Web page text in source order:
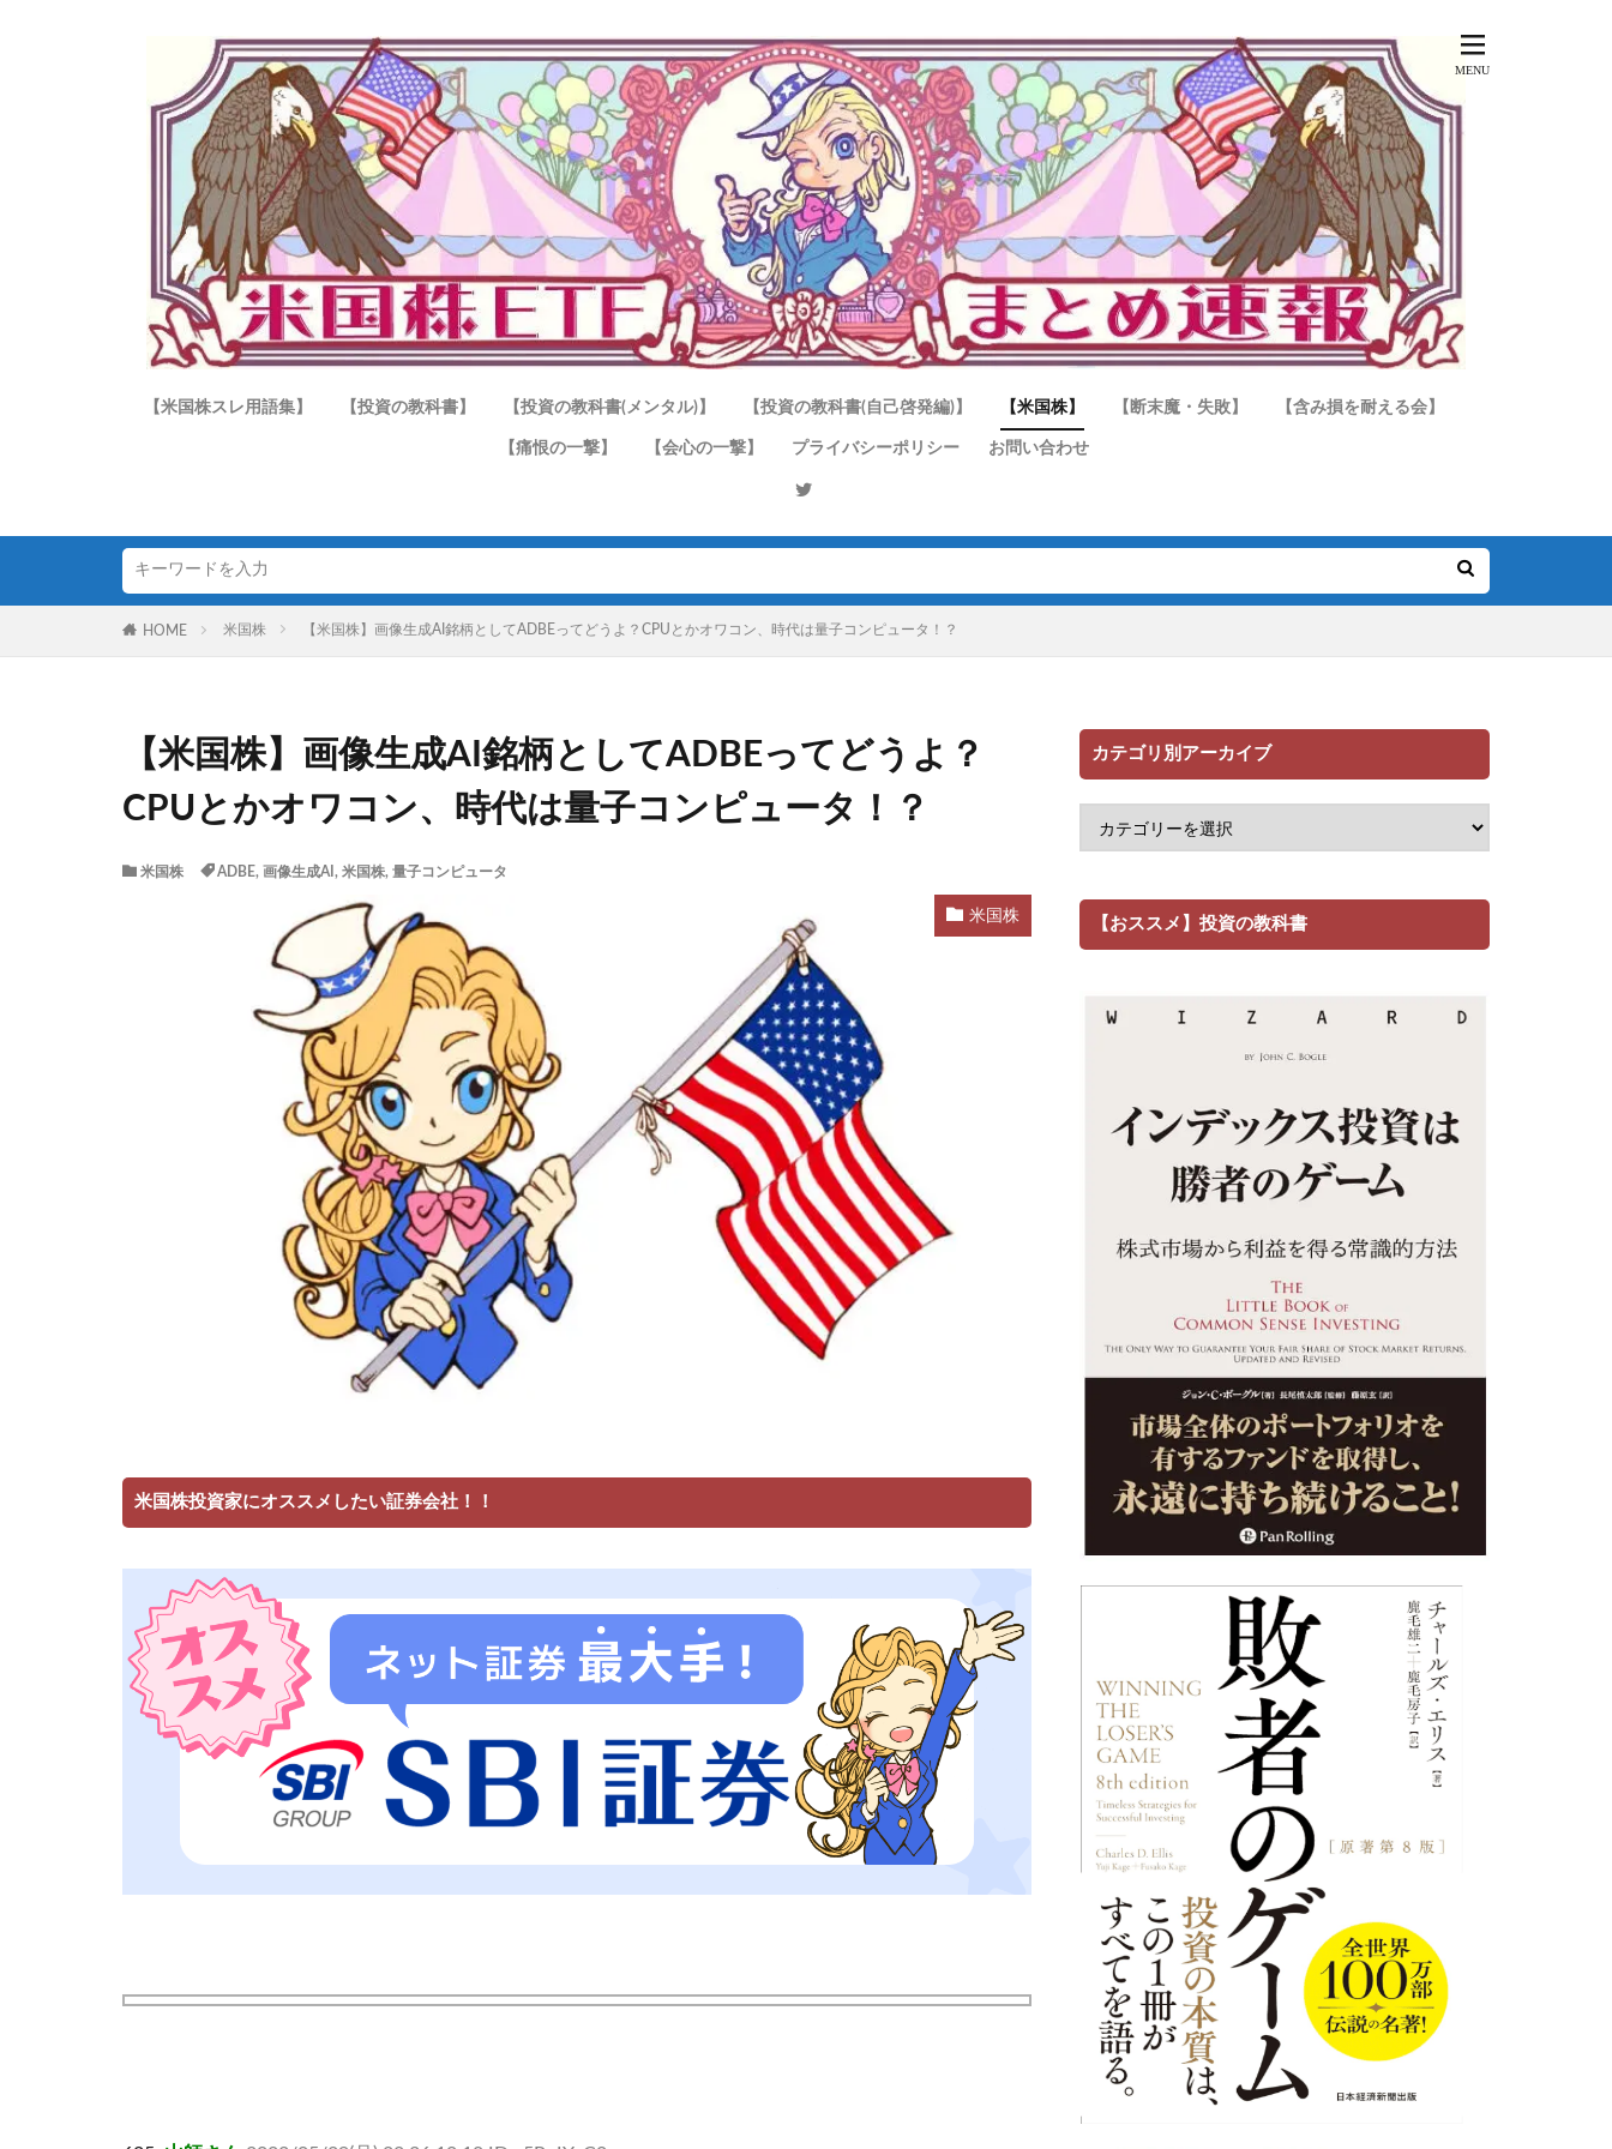
【米国株スレ用語集】 【投資の教科書】 【投資の教科書(メンタル)】 【投資の教科書(自己啓発編)】 【米国株】 【断末魔・失敗】 【含み損を耐える会】
【痛恨の一撃】 【会心の一撃】 プライバシーポリシー お問い合わせ
HOME 米国株 【米国株】画像生成AI銘柄としてADBEってどうよ？CPUとかオワコン、時代は量子コンピュータ！？
【米国株】画像生成AI銘柄としてADBEってどうよ？
CPUとかオワコン、時代は量子コンピュータ！？
米国株 ADBE, 画像生成AI , 米国株, 量子コンピュータ
米国株
米国株投資家にオススメしたい証券会社！！
カテゴリ別アーカイブ
【おススメ】投資の教科書